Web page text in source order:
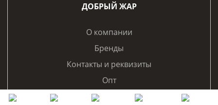
ДОБРЫЙ ЖАР
О компании
Бренды
Контакты и реквизиты
Опт
Франчайзинг